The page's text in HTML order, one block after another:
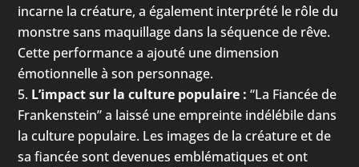
incarne la créature, a également interprété le rôle du
monstre sans maquillage dans la séquence de rêve.
Cette performance a ajouté une dimension
émotionnelle à son personnage.
L’impact sur la culture populaire : “La Fiancée de
Frankenstein” a laissé une empreinte indélébile dans
la culture populaire. Les images de la créature et de
sa fiancée sont devenues emblématiques et ont